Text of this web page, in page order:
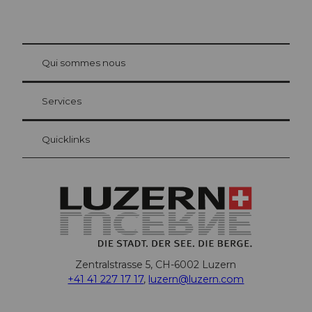
Carte d’hôte Lucerne
Vos avantages en tant qu'hôte pour la nuit
at Bre
Qui sommes nous
Services
Quicklinks
Zentralstrasse 5, CH-6002 Luzern
+41 41 227 17 17, luzern@luzern.com